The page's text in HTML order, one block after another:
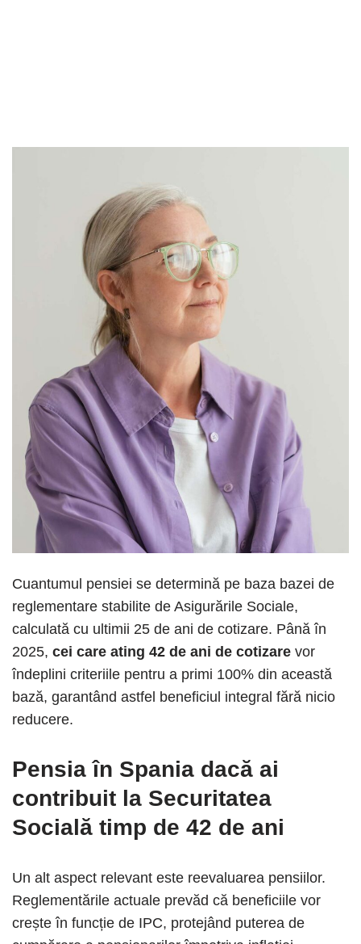
Cuantumul pensiei se determină pe baza bazei de
reglementare stabilite de Asigurările Sociale,
calculată cu ultimii 25 de ani de cotizare. Până în
2025, cei care ating 42 de ani de cotizare vor
îndeplini criteriile pentru a primi 100% din această
bază, garantând astfel beneficiul integral fără nicio
reducere.
Pensia în Spania dacă ai
contribuit la Securitatea
Socială timp de 42 de ani
Un alt aspect relevant este reevaluarea pensiilor.
Reglementările actuale prevăd că beneficiile vor
crește în funcție de IPC, protejând puterea de